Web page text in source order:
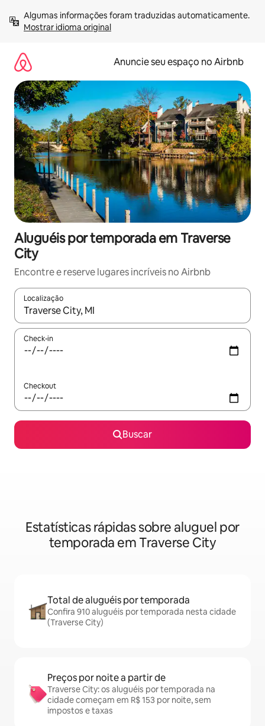
para
Mostrar idioma original
Anuncie seu espaço no Airbnb
Aluguéis por temporada em Traverse
City
Encontre e reserve lugares incríveis no Airbnb
Localização
Quando os resultados estiverem disponíveis, explore-os
Check-in
Checkout
Buscar
Estatísticas rápidas sobre aluguel por
temporada em Traverse City
Total de aluguéis por temporada
Confira 910 aluguéis por temporada nesta cidade
(Traverse City)
Preços por noite a partir de
Traverse City: os aluguéis por temporada na
cidade começam em R$ 153 por noite, sem
impostos e taxas